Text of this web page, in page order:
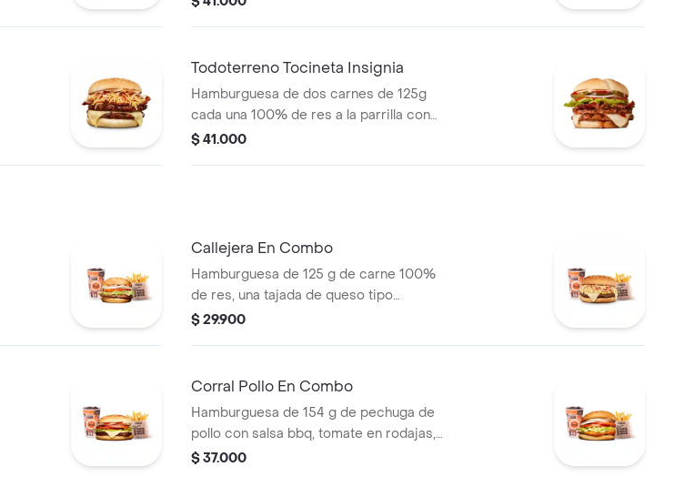
Todoterreno Tocineta Insignia
Hamburguesa de dos carnes de 125g
cada una 100% de res a la parrilla con
salsa BBQ, tocineta, queso mozzarella,
$ 41.000
Callejera En Combo
Hamburguesa de 125 g de carne 100%
de res, una tajada de queso tipo
mozzarella, papas callejera, salsa blanca,
$ 29.900
Corral Pollo En Combo
Hamburguesa de 154 g de pechuga de
pollo con salsa bbq, tomate en rodajas,
cebolla en rodajas, lechuga y salsa blanca
$ 37.000